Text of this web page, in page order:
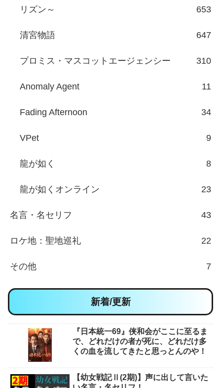
リズン～
653
清宮物語 647
プロミス・マスコットエージェンシー 310
Anomaly Agent 11
Fading Afternoon 34
VPet 9
龍が如く 8
龍が如くオンライン 23
名言・名セリフ 43
ロケ地：聖地巡礼 22
その他 7
新着/更新
『日本統一69』侠和会がここに至るま
で、どれだけの者が死に、どれだけ多
くの血を流してきたと思っとんのや！
【幼女戦記Ⅱ(2期)】声に出して言いた